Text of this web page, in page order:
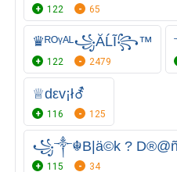
122 65
♛ᴿᴼᵞᴬᴸ꧁ĂĹĨ꧂™
122 2479
♕dεv¡ł⚦
116 125
꧁༒☬B|ä©k ?
115 34